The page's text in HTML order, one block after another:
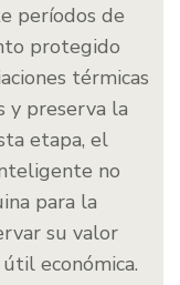
períodos de
protegido
térmicas
y preserva la
etapa, el
no
para la
su valor
económica.